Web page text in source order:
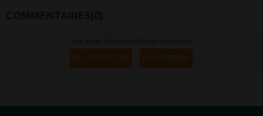
SE CONNECTER INSCRIPTION